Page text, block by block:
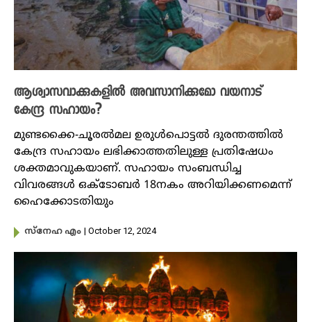
ആശ്വാസവാക്കുകളിൽ അവസാനിക്കുമോ വയനാട്
കേന്ദ്ര സഹായം?
മുണ്ടക്കൈ-ചൂരൽമല ഉരുൾപൊട്ടൽ ദുരന്തത്തിൽ
കേന്ദ്ര സഹായം ലഭിക്കാത്തതിലുള്ള പ്രതിഷേധം
ശക്തമാവുകയാണ്. സഹായം സംബന്ധിച്ച
വിവരങ്ങൾ ഒക്ടോബർ 18നകം അറിയിക്കണമെന്ന്
ഹൈക്കോടതിയും
സ്നേഹ എം | October 12, 2024